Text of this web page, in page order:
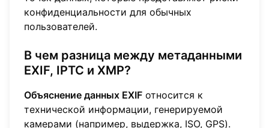
конфиденциальности для обычных
пользователей.
В чем разница между метаданными
EXIF, IPTC и XMP?
Объяснение данных EXIF относится к
технической информации, генерируемой
камерами (например, выдержка, ISO, GPS).